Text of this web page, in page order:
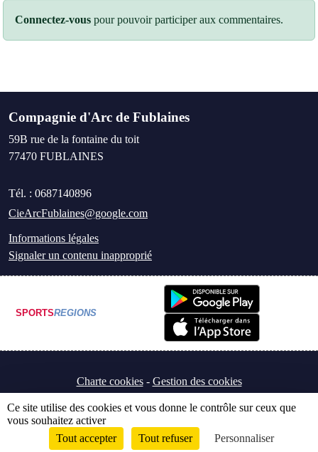
Connectez-vous pour pouvoir participer aux commentaires.
Compagnie d'Arc de Fublaines
59B rue de la fontaine du toit
77470 FUBLAINES
Tél. : 0687140896
CieArcFublaines@google.com
Informations légales
Signaler un contenu inapproprié
SPORTSREGIONS
Charte cookies Gestion des cookies
Envie de participer ? Connexion
Ce site utilise des cookies et vous donne le contrôle sur ceux que
vous souhaitez activer
Tout accepter
Tout refuser Personnaliser